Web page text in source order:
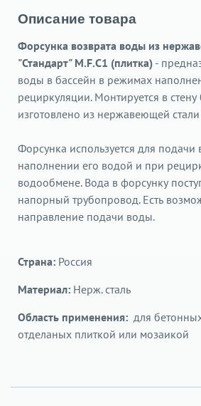
Описание товара
Форсунка возврата воды из
"Стандарт" M.F.C1 (плитка) -
воды в бассейн в режимах
рециркуляции. Монтируется в
изготовлено из нержавеющей
Форсунка используется для
наполнении его водой и при
водообмене. Вода в форсунку
напорный трубопровод. Есть
направление подачи воды.
Страна: Россия
Материал: Нерж. сталь
Область применения: для
отделаных плиткой или мозаикой